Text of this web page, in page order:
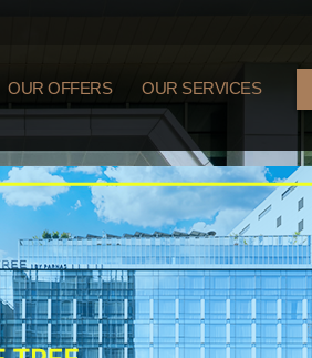
OUR OFFERS OUR SERVICES